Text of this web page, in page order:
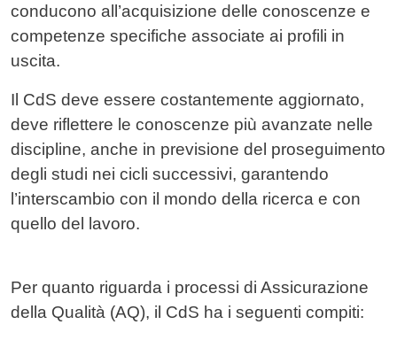
conducono all’acquisizione delle conoscenze e
competenze specifiche associate ai profili in
uscita.
Il CdS deve essere costantemente aggiornato,
deve riflettere le conoscenze più avanzate nelle
discipline, anche in previsione del proseguimento
degli studi nei cicli successivi, garantendo
l’interscambio con il mondo della ricerca e con
quello del lavoro.
Per quanto riguarda i processi di Assicurazione
della Qualità (AQ), il CdS ha i seguenti compiti: